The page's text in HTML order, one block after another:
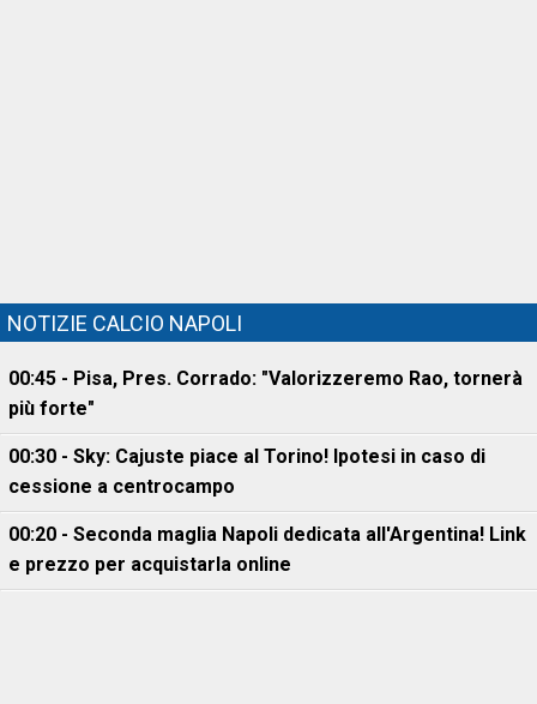
NOTIZIE CALCIO NAPOLI
00:45 - Pisa, Pres. Corrado: "Valorizzeremo Rao, tornerà
più forte"
00:30 - Sky: Cajuste piace al Torino! Ipotesi in caso di
cessione a centrocampo
00:20 - Seconda maglia Napoli dedicata all'Argentina! Link
e prezzo per acquistarla online